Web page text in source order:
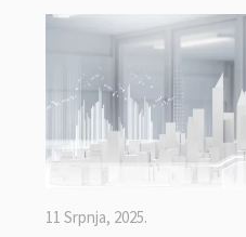
11 Srpnja, 2025.